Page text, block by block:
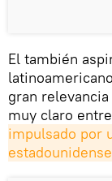
El también
gran
muy claro
impulsado por